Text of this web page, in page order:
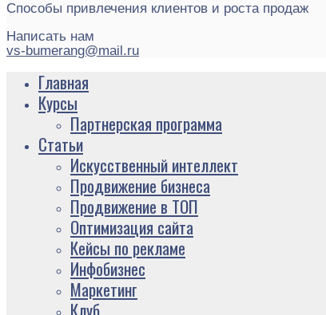
Способы привлечения клиентов и роста продаж
Написать нам
vs-bumerang@mail.ru
Главная
Курсы
Партнерская программа
Статьи
Искусственный интеллект
Продвижение бизнеса
Продвижение в ТОП
Оптимизация сайта
Кейсы по рекламе
Инфобизнес
Маркетинг
Клуб